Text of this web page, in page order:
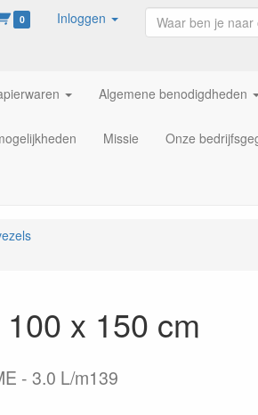
0 Inloggen
Algemene benodigdheden
Missie Onze
x 150 cm
- 3.0 L/m139